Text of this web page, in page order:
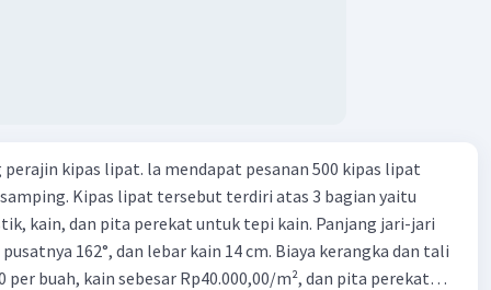
non bank yang memiliki fungsi sebagai penggerak investasi
dan memasukan surat berharga 24. Nama lembaga
yang bertugas mengatasi para rensumen 25. Ciri" dari
abad ke 21
perajin kipas lipat. la mendapat pesanan 500 kipas lipat
Kipas lipat tersebut terdiri atas 3 bagian yaitu
kain, dan pita perekat untuk tepi kain. Panjang jari-jari
162°, dan lebar kain 14 cm. Biaya kerangka dan tali
per buah, kain sebesar Rp40.000,00/m², dan pita perekat